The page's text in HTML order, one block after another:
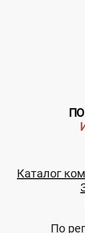
+7 (495) 795-
Каталог
По